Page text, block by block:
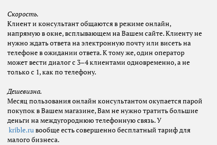
Скорость.
Клиент и консультант общаются в режиме онлайн,
напрямую в окне, всплывающем на Вашем сайте. Клиенту не
нужно ждать ответа на электронную почту или висеть на
телефоне в ожидании ответа. К тому же, один оператор
может вести диалог с 3–4 клиентами одновременно, а не
только с 1, как по телефону.
Дешевизна.
Месяц пользования онлайн консультантом окупается парой
покупок в Вашем магазине, Вам не нужно тратить большие
деньги на междугороднюю телефонную связь. У
krible.ruвообще есть совершенно бесплатный тариф для
малого бизнеса.